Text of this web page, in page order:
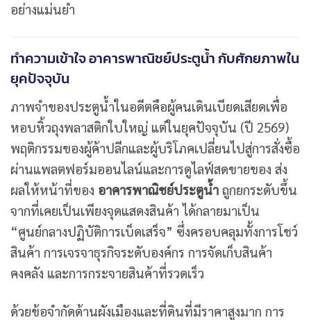
อย่างแม่นยำ
ทำความเข้าใจ อาคารพาณิชย์ประตูน้ำ กับศักยภาพใน
ยุคปัจจุบัน
ภาพจำของประตูน้ำในอดีตคือผู้คนเดินเบียดเสียดเพื่อ
หอบหิ้วถุงพลาสติกใบใหญ่ แต่ในยุคปัจจุบัน (ปี 2569)
พฤติกรรมของผู้ค้าปลีกและผู้บริโภคเปลี่ยนไปสู่การสั่งซื้อ
ผ่านแพลตฟอร์มออนไลน์และการดูไลฟ์สดขายของ ส่ง
ผลให้หน้าที่ของ อาคารพาณิชย์ประตูน้ำ ถูกยกระดับขึ้น
จากที่เคยเป็นเพียงจุดแสดงสินค้า ได้กลายมาเป็น
“ศูนย์กลางปฏิบัติการเบ็ดเสร็จ” ซึ่งครอบคลุมทั้งการโชว์
สินค้า การเจรจาธุรกิจระดับองค์กร การจัดเก็บสินค้า
คงคลัง และการกระจายสินค้าที่รวดเร็ว
ด้วยข้อจำกัดด้านผังเมืองและที่ดินที่มีราคาสูงมาก การ